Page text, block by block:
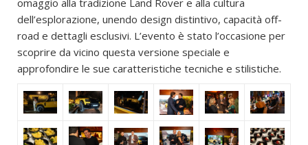
omaggio alla tradizione Land Rover e alla cultura
dell’esplorazione, unendo design distintivo, capacità off-
road e dettagli esclusivi. L’evento è stato l’occasione per
scoprire da vicino questa versione speciale e
approfondire le sue caratteristiche tecniche e stilistiche.